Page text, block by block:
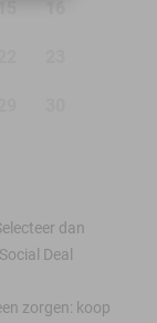
dan
Deal
zorgen: koop